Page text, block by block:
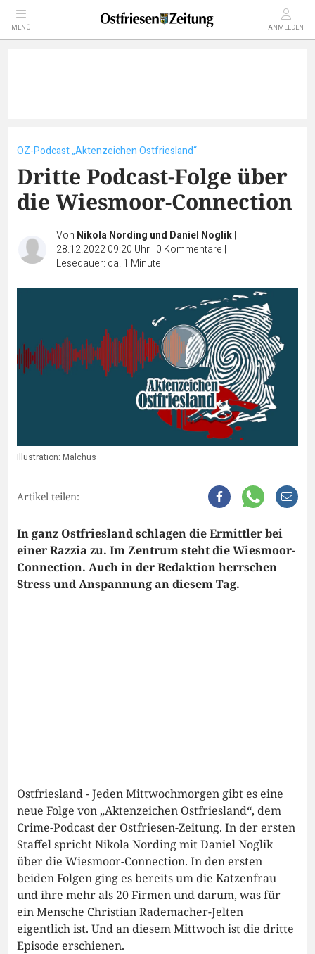
MENÜ ANMELDEN
OZ-Podcast „Aktenzeichen Ostfriesland“
Dritte Podcast-Folge über
die Wiesmoor-Connection
Von Nikola Nording und Daniel Noglik|
28.12.2022 09:20 Uhr| 0 Kommentare |
Lesedauer: ca. 1 Minute
Illustration: Malchus
Artikel teilen:
In ganz Ostfriesland schlagen die Ermittler bei
einer Razzia zu. Im Zentrum steht die Wiesmoor-
Connection. Auch in der Redaktion herrschen
Stress und Anspannung an diesem Tag.
Ostfriesland - Jeden Mittwochmorgen gibt es eine
neue Folge von „Aktenzeichen Ostfriesland“, dem
Crime-Podcast der Ostfriesen-Zeitung. In der ersten
Staffel spricht Nikola Nording mit Daniel Noglik
über die Wiesmoor-Connection. In den ersten
beiden Folgen ging es bereits um die Katzenfrau
und ihre mehr als 20 Firmen und darum, was für
ein Mensche Christian Rademacher-Jelten
eigentlich ist. Und an diesem Mittwoch ist die dritte
Episode erschienen.